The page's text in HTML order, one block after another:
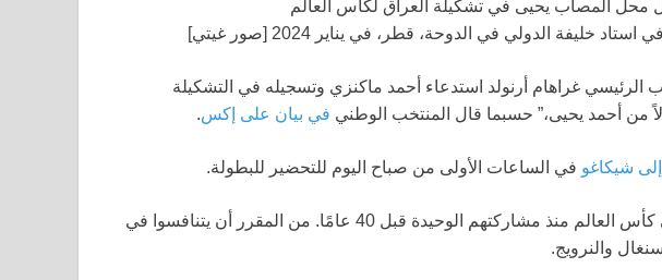
خليفة الدولي في الدوحة، قطر، في يناير 2024 [صور غيتي]
الرئيسي غراهام أرنولد استدعاء أحمد ماكنزي وتسجيله في التشكيلة
في بيان على إكس.
شيكاغو في الساعات الأولى من صباح اليوم للتحضير للبطولة.
تعتبر البطولة الظهور الأول للعراق في كأس العالم منذ مشاركتهم الوحيدة قبل 40 عامًا. من المقرر أن يتنافسوا في
والنرويج.